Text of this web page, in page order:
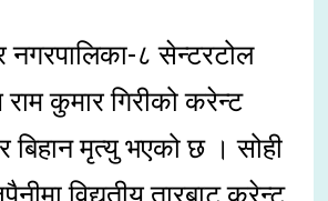
नगरपालिका-८ सेन्टरटोल
राम कुमार गिरीको करेन्ट
बिहान मृत्यु भएको छ । सोही
विद्युतीय तारबाट करेन्ट